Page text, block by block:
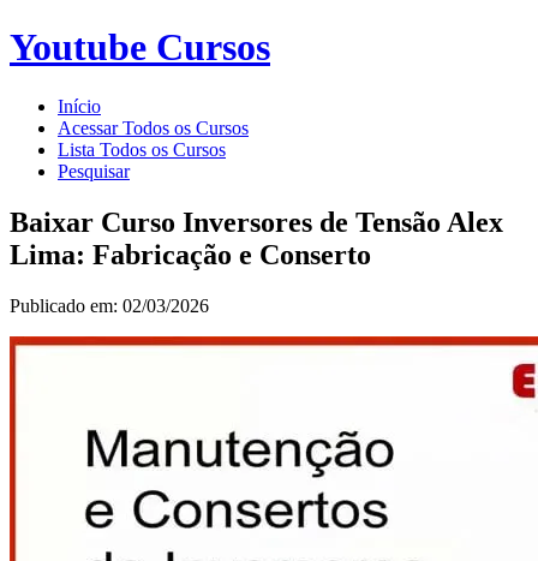
Youtube Cursos
Início
Acessar Todos os Cursos
Lista Todos os Cursos
Pesquisar
Baixar Curso Inversores de Tensão Alex
Lima: Fabricação e Conserto
Publicado em: 02/03/2026